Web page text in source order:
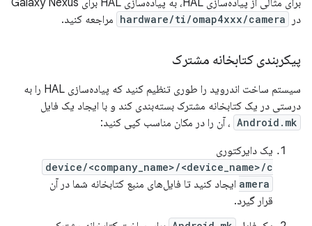
در
hardware/ti/omap4xxx/camera مراجعه کنید.
پیکربندی کتابخانه مشترک
سیستم ساخت اندروید را طوری تنظیم کنید که پیاده‌سازی HAL را به
درستی در یک کتابخانه مشترک بسته‌بندی کند و با ایجاد یک فایل
Android.mk ، آن را در مکان مناسب کپی کنید:
یک دایرکتوری
device/<company_name>/<device_name>/c
amera ایجاد کنید تا فایل‌های منبع کتابخانه شما در آن
قرار گیرد.